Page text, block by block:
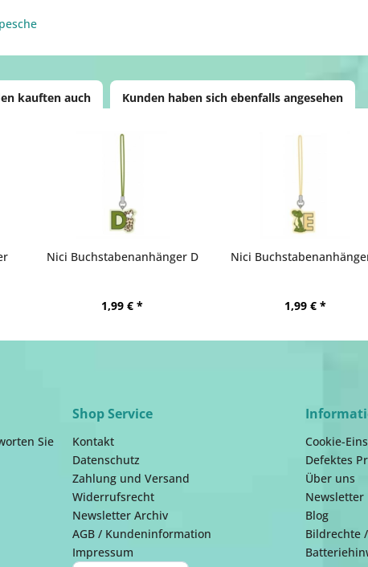
kauften auch Kunden haben sich ebenfalls angesehen
Nici Buchstabenanhänger D
1,99 € *
Nici
1,99 € *
Sie
Shop Service
Kontakt
Datenschutz
Zahlung und Versand
Widerrufsrecht
Newsletter Archiv
AGB / Kundeninformation
Impressum
Cookie-
Defektes
Über uns
Newsletter
Blog
Bildrechte